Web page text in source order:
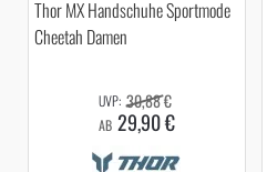
Thor MX Handschuhe Sportmode
Cheetah Damen
AB 29,90 €
30,88 €